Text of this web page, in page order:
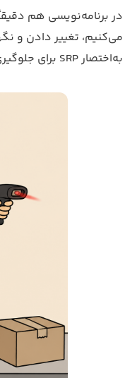
در برنامه‌نویسی هم
می‌کنیم، تغییر دادن و
به‌اختصارSRP برای